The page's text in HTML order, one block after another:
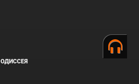
ОДИССЕЯ